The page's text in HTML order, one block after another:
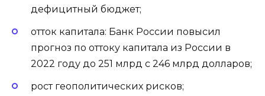
дефицитный бюджет;
отток капитала: Банк России повысил
прогноз по оттоку капитала из России в
2022 году до 251 млрд с 246 млрд долларов;
рост геополитических рисков;